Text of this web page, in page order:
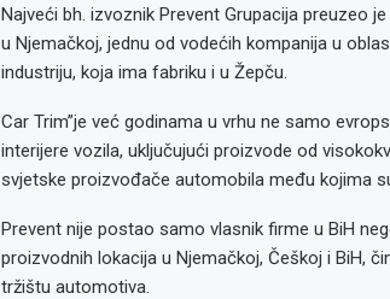
Najveći bh. izvoznik Prevent Grupacija preuzeo
u Njemačkoj, jednu od vodećih kompanija u
industriju, koja ima fabriku i u Žepču.
Car Trim”je već godinama u vrhu ne samo
interijere vozila, uključujući proizvode od
svjetske proizvođače automobila među kojima su
Prevent nije postao samo vlasnik firme u BiH
proizvodnih lokacija u Njemačkoj, Češkoj i BiH,
tržištu automotiva.